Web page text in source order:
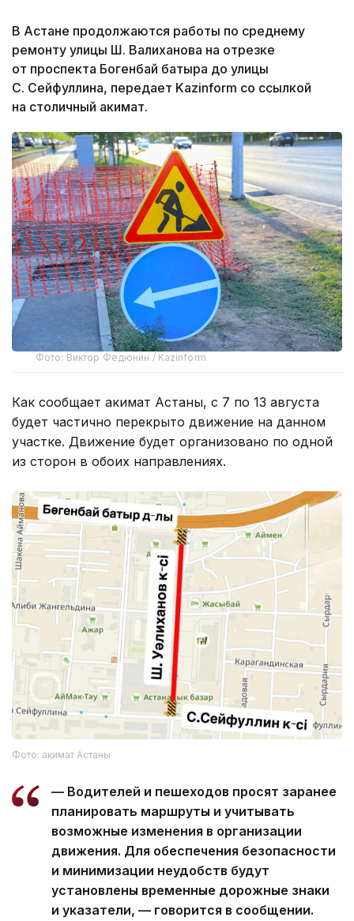
В Астане продолжаются работы по среднему
ремонту улицы Ш. Валиханова на отрезке
от проспекта Богенбай батыра до улицы
С. Сейфуллина, передает Kazinform со ссылкой
на столичный акимат.
Фото: Виктор Федюнин / Kazinform
Как сообщает акимат Астаны, с 7 по 13 августа
будет частично перекрыто движение на данном
участке. Движение будет организовано по одной
из сторон в обоих направлениях.
Фото: акимат Астаны
— Водителей и пешеходов просят заранее
планировать маршруты и учитывать
возможные изменения в организации
движения. Для обеспечения безопасности
и минимизации неудобств будут
установлены временные дорожные знаки
и указатели, — говорится в сообщении.